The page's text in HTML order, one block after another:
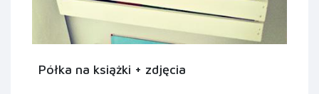
Półka na książki + zdjęcia